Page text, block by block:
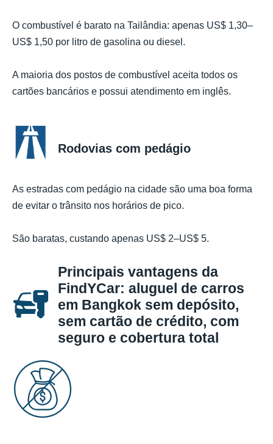
O combustível é barato na Tailândia: apenas US$ 1,30–
US$ 1,50 por litro de gasolina ou diesel.
A maioria dos postos de combustível aceita todos os
cartões bancários e possui atendimento em inglês.
Rodovias com pedágio
As estradas com pedágio na cidade são uma boa forma
de evitar o trânsito nos horários de pico.
São baratas, custando apenas US$ 2–US$ 5.
Principais vantagens da
FindYCar: aluguel de carros
em Bangkok sem depósito,
sem cartão de crédito, com
seguro e cobertura total